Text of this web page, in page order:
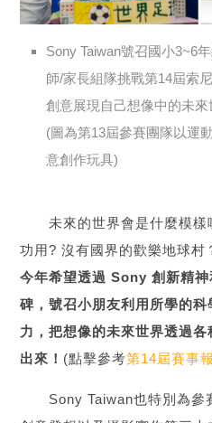
Sony Taiwan號召國小3~6
師/家長組隊挑戰第14屆索
創意展現自己想像中的未來
(圖為第13屆參賽團隊以運
意創作玩具)
未來的世界會是什麼模樣
功用? 沒有國界的歡樂地球村
今年希望透過 Sony 創新精
碑，號召小朋友利用所學的
力，把想像的未來世界透過
出來！ (點擊參考第14屆賽事
Sony Taiwan也特別為參賽